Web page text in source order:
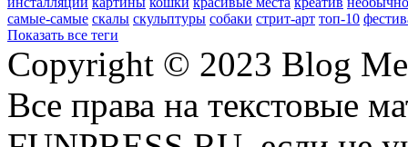
самые-самые скалы скульптуры собаки стрит-арт топ-10
Показать все теги
Copyright © 2023 Blog
Все права на текстовые